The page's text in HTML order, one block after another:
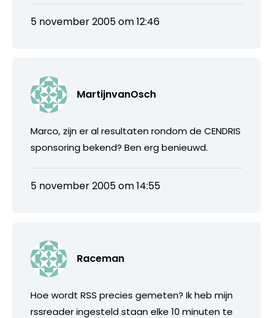
5 november 2005 om 12:46
MartijnvanOsch
Marco, zijn er al resultaten rondom de CENDRIS
sponsoring bekend? Ben erg benieuwd.
5 november 2005 om 14:55
Raceman
Hoe wordt RSS precies gemeten? Ik heb mijn
rssreader ingesteld staan elke 10 minuten te